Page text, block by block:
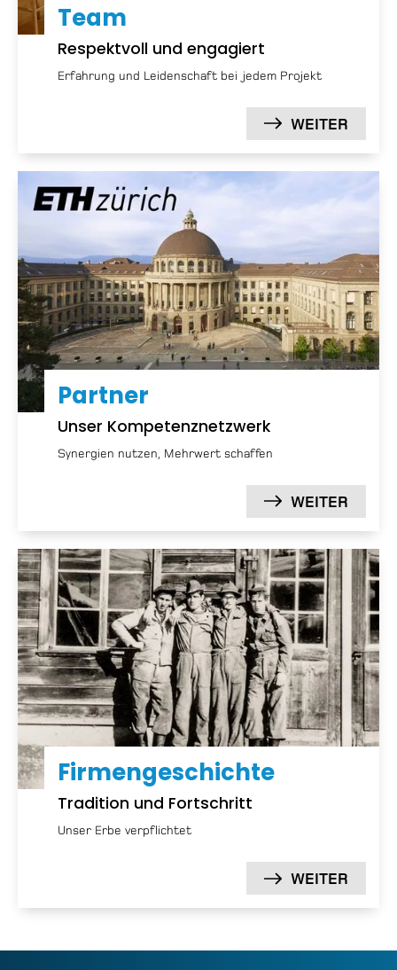
Team
Respektvoll und engagiert
Erfahrung und Leidenschaft bei jedem Projekt
WEITER
Partner
Unser Kompe­tenz­net­zwerk
Synergien nutzen, Mehrwert schaffen
WEITER
Firmen­geschichte
Tradition und Fortschritt
Unser Erbe verpflichtet
WEITER